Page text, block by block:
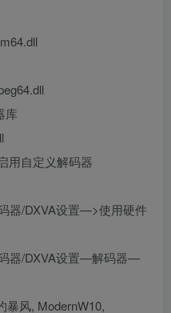
库
用自定义解码器
/DXVA设置—>使用硬件
器/DXVA设置—解码器—
暴风, ModernW10,